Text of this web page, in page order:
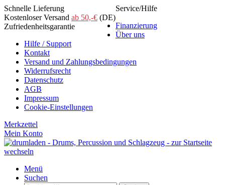
Schnelle Lieferung
Kostenloser Versand ab 50,-€ (DE)
Zufriedenheitsgarantie
Service/Hilfe
Finanzierung
Über uns
Hilfe / Support
Kontakt
Versand und Zahlungsbedingungen
Widerrufsrecht
Datenschutz
AGB
Impressum
Cookie-Einstellungen
Merkzettel
Mein Konto
Menü
Suchen